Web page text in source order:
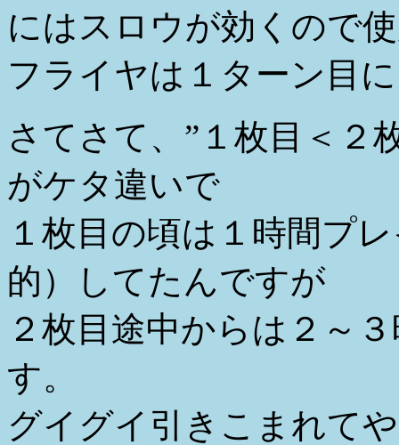
にはスロウが効くので
フライヤは１ターン目
さてさて、”１枚目＜２
がケタ違いで
１枚目の頃は１時間プ
的）してたんですが
２枚目途中からは２～
す。
グイグイ引きこまれて